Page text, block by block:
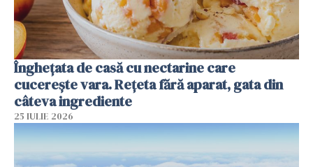
Înghețata de casă cu nectarine care
cucerește vara. Rețeta fără aparat, gata din
câteva ingrediente
25 IULIE 2026